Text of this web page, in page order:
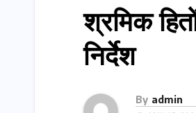
श्रमिक
निर्देश
By admin